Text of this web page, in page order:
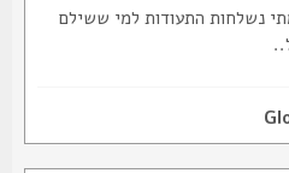
התעודות למי ששילם